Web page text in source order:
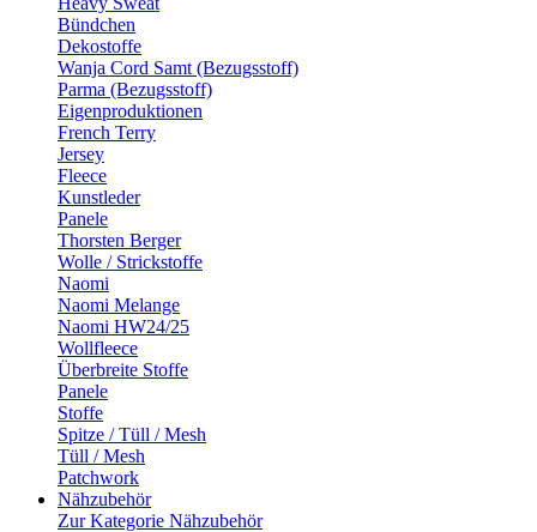
Bündchen
Dekostoffe
Wanja Cord Samt (Bezugsstoff)
Parma (Bezugsstoff)
Eigenproduktionen
French Terry
Jersey
Fleece
Kunstleder
Panele
Thorsten Berger
Wolle / Strickstoffe
Naomi
Naomi Melange
Naomi HW24/25
Wollfleece
Überbreite Stoffe
Panele
Stoffe
Spitze / Tüll / Mesh
Tüll / Mesh
Patchwork
Nähzubehör
Zur Kategorie Nähzubehör